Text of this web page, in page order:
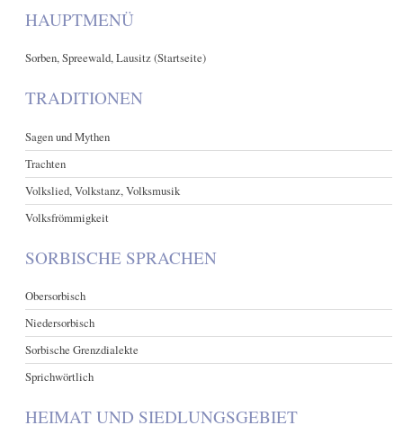
HAUPTMENÜ
Sorben, Spreewald, Lausitz (Startseite)
TRADITIONEN
Sagen und Mythen
Trachten
Volkslied, Volkstanz, Volksmusik
Volksfrömmigkeit
SORBISCHE SPRACHEN
Obersorbisch
Niedersorbisch
Sorbische Grenzdialekte
Sprichwörtlich
HEIMAT UND SIEDLUNGSGEBIET